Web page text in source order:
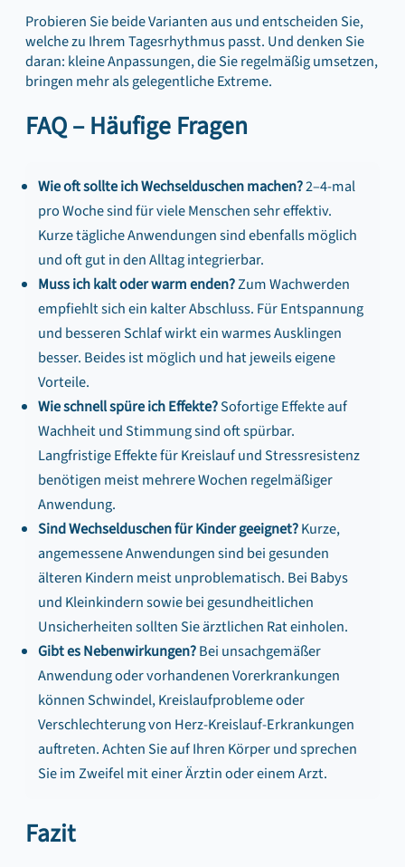
Probieren Sie beide Varianten aus und entscheiden Sie,
welche zu Ihrem Tagesrhythmus passt. Und denken Sie
daran: kleine Anpassungen, die Sie regelmäßig umsetzen,
bringen mehr als gelegentliche Extreme.
FAQ – Häufige Fragen
Wie oft sollte ich Wechselduschen machen?2–4-mal
pro Woche sind für viele Menschen sehr effektiv.
Kurze tägliche Anwendungen sind ebenfalls möglich
und oft gut in den Alltag integrierbar.
Muss ich kalt oder warm enden?Zum Wachwerden
empfiehlt sich ein kalter Abschluss. Für Entspannung
und besseren Schlaf wirkt ein warmes Ausklingen
besser. Beides ist möglich und hat jeweils eigene
Vorteile.
Wie schnell spüre ich Effekte?Sofortige Effekte auf
Wachheit und Stimmung sind oft spürbar.
Langfristige Effekte für Kreislauf und Stressresistenz
benötigen meist mehrere Wochen regelmäßiger
Anwendung.
Sind Wechselduschen für Kinder geeignet?Kurze,
angemessene Anwendungen sind bei gesunden
älteren Kindern meist unproblematisch. Bei Babys
und Kleinkindern sowie bei gesundheitlichen
Unsicherheiten sollten Sie ärztlichen Rat einholen.
Gibt es Nebenwirkungen?Bei unsachgemäßer
Anwendung oder vorhandenen Vorerkrankungen
können Schwindel, Kreislaufprobleme oder
Verschlechterung von Herz-Kreislauf-Erkrankungen
auftreten. Achten Sie auf Ihren Körper und sprechen
Sie im Zweifel mit einer Ärztin oder einem Arzt.
Fazit